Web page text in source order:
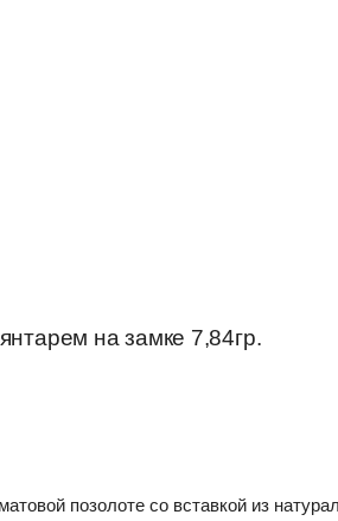
на замке 7,84гр.
позолоте со вставкой из